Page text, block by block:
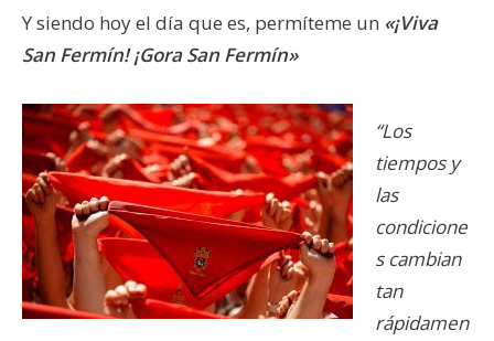
Y siendo hoy el día que es, permíteme un «¡Viva
San Fermín! ¡Gora San Fermín»
“Los
tiempos y
las
condicione
s cambian
tan
rápidamen